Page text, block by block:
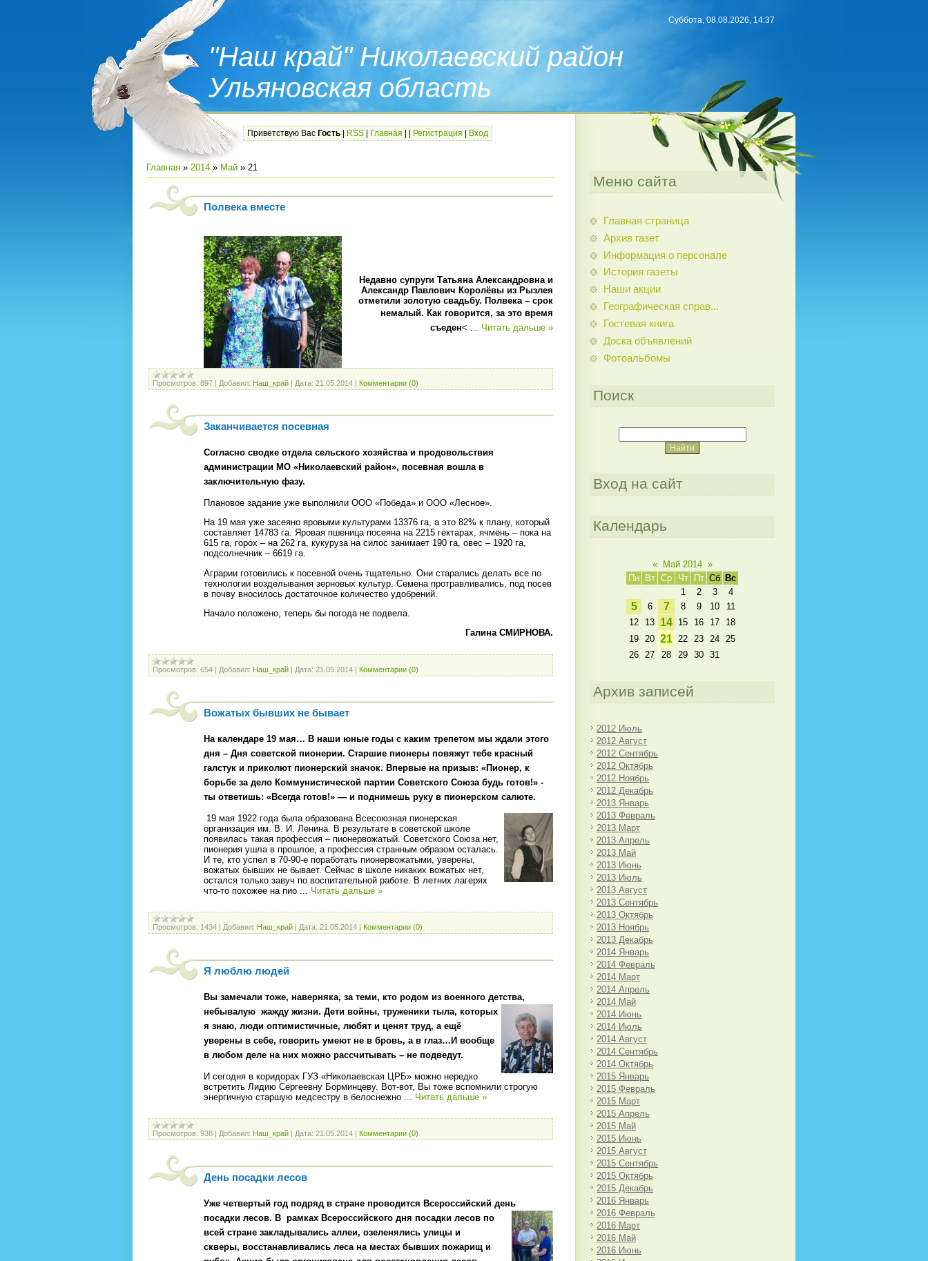
"Наш край" Николаевский район
Ульяновская область
Суббота, 08.08.2026, 14:37
Приветствую Вас Гость RSS Главная Регистрация Вход
Главная » 2014 » Май » 21
Полвека вместе
Недавно супруги Татьяна Александровна и
Александр Павлович Королёвы из Рызлея
отметили золотую свадьбу. Полвека– срок
немалый. Как говорится, за это время
съеден< ... Читать дальше »
Просмотров: 897 | Добавил: Наш_край | Дата: 21.05.2014 | Комментарии (0)
Заканчивается посевная
Согласно сводке отдела сельского хозяйства и продовольствия
администрации МО «Николаевский район», посевная вошла в
заключительную фазу.
Плановое задание уже выполнили ООО «Победа» и ООО «Лесное».
На 19 мая уже засеяно яровыми культурами 13376 га, а это 82% к плану, который
составляет 14783 га. Яровая пшеница посеяна на 2215 гектарах, ячмень – пока на
615 га, горох – на 262 га, кукуруза на силос занимает 190 га, овес – 1920 га,
подсолнечник – 6619 га.
Аграрии готовились к посевной очень тщательно. Они старались делать все по
технологии возделывания зерновых культур. Семена протравливались, под посев
в почву вносилось достаточное количество удобрений.
Начало положено, теперь бы погода не подвела.
Галина СМИРНОВА.
Просмотров: 654 | Добавил: Наш_край | Дата: 21.05.2014 | Комментарии (0)
Вожатых бывших не бывает
На календаре 19 мая… В наши юные годы с каким трепетом мы ждали этого
дня – Дня советской пионерии. Старшие пионеры повяжут тебе красный
галстук и приколют пионерский значок. Впервые на призыв: «Пионер, к
борьбе за дело Коммунистической партии Советского Союза будь готов!» -
ты ответишь: «Всегда готов!» — и поднимешь руку в пионерском салюте.
19 мая 1922 года была образована Всесоюзная пионерская
организация им. В. И. Ленина. В результате в советской школе
появилась такая профессия – пионервожатый. Советского Союза нет,
пионерия ушла в прошлое, а профессия странным образом осталась.
И те, кто успел в 70-90-е поработать пионервожатыми, уверены,
вожатых бывших не бывает. Сейчас в школе никаких вожатых нет,
остался только завуч по воспитательной работе. В летних лагерях
что-то похожее на пио
Читать дальше »
Просмотров: 1434 Добавил: Наш_край Дата: 21.05.2014 Комментарии (0)
Я люблю людей
Вы замечали тоже, наверняка, за теми, кто родом из военного детства,
небывалую жажду жизни. Дети войны, труженики тыла, которых
я знаю, люди оптимистичные, любят и ценят труд, а ещё
уверены в себе, говорить умеют не в бровь, а в глаз…И вообще
в любом деле на них можно рассчитывать – не подведут.
И сегодня в коридорах ГУЗ «Николаевская ЦРБ» можно нередко
встретить Лидию Сергеевну Борминцеву. Вот-вот, Вы тоже вспомнили строгую
энергичную старшую медсестру в белоснежно
Читать дальше »
Просмотров: 938 Добавил: Наш_край Дата: 21.05.2014 Комментарии (0)
День посадки лесов
Уже четвертый год подряд в стране проводится Всероссийский день
посадки лесов. В рамках Всероссийского дня посадки лесов по
всей стране закладывались аллеи, озеленялись улицы и
скверы, восстанавливались леса на местах бывших пожарищ и
Меню сайта
Главная страница
Архив газет
Информация о персонале
История газеты
Наши акции
Географическая справ...
Гостевая книга
Доска объявлений
Фотоальбомы
Поиск
Вход на сайт
Календарь
« Май 2014 »
Пн
Вт Ср Чт Пт Сб Вс
1
2 3 4
5 6 7 8 9 10
11
12
13 14 15 16 17
18
19
20 21 22 23 24
25
26
27 28 29 30 31
Архив записей
2012 Июль
2012 Август
2012 Сентябрь
2012 Октябрь
2012 Ноябрь
2012 Декабрь
2013 Январь
2013 Февраль
2013 Март
2013 Апрель
2013 Май
2013 Июнь
2013 Июль
2013 Август
2013 Сентябрь
2013 Октябрь
2013 Ноябрь
2013 Декабрь
2014 Январь
2014 Февраль
2014 Март
2014 Апрель
2014 Май
2014 Июнь
2014 Июль
2014 Август
2014 Сентябрь
2014 Октябрь
2015 Январь
2015 Февраль
2015 Март
2015 Апрель
2015 Май
2015 Июнь
2015 Август
2015 Сентябрь
2015 Октябрь
2015 Декабрь
2016 Январь
2016 Февраль
2016 Март
2016 Май
2016 Июнь